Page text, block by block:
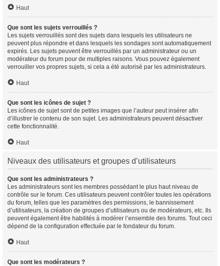
Haut
Que sont les sujets verrouillés ?
Les sujets verrouillés sont des sujets dans lesquels les utilisateurs ne
peuvent plus répondre et dans lesquels les sondages sont automatiquement
expirés. Les sujets peuvent être verrouillés par un administrateur ou un
modérateur du forum pour de multiples raisons. Vous pouvez également
verrouiller vos propres sujets, si cela a été autorisé par les administrateurs.
Haut
Que sont les icônes de sujet ?
Les icônes de sujet sont de petites images que l’auteur peut insérer afin
d’illustrer le contenu de son sujet. Les administrateurs peuvent désactiver
cette fonctionnalité.
Haut
Niveaux des utilisateurs et groupes d’utilisateurs
Que sont les administrateurs ?
Les administrateurs sont les membres possédant le plus haut niveau de
contrôle sur le forum. Ces utilisateurs peuvent contrôler toutes les opérations
du forum, telles que les paramètres des permissions, le bannissement
d’utilisateurs, la création de groupes d’utilisateurs ou de modérateurs, etc. Ils
peuvent également être habilités à modérer l’ensemble des forums. Tout ceci
dépend de la configuration effectuée par le fondateur du forum.
Haut
Que sont les modérateurs ?